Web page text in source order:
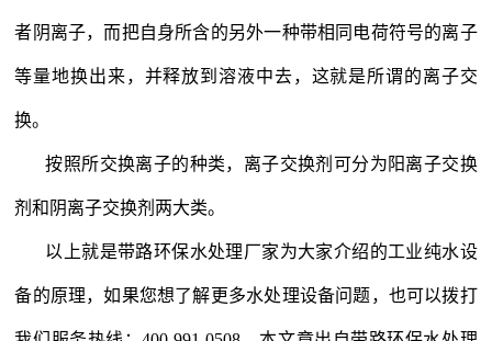
者阴离子，而把自身所含的另外一种带相同电荷符号的离子
等量地换出来，并释放到溶液中去，这就是所谓的离子交
换。
按照所交换离子的种类，离子交换剂可分为阳离子交换
剂和阴离子交换剂两大类。
以上就是带路环保水处理厂家为大家介绍的工业纯水设
备的原理，如果您想了解更多水处理设备问题，也可以拨打